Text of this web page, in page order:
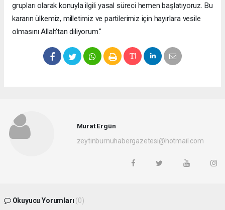
grupları olarak konuyla ilgili yasal süreci hemen başlatıyoruz. Bu
kararın ülkemiz, milletimiz ve partilerimiz için hayırlara vesile
olmasını Allah'tan diliyorum."
Murat Ergün
zeytinburnuhabergazetesi@hotmail.com
Okuyucu Yorumları (0)